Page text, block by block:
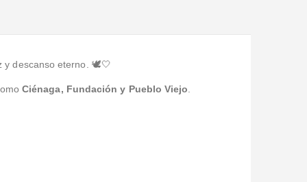
y descanso eterno. 🕊️🤍
Ciénaga, Fundación y Pueblo Viejo.